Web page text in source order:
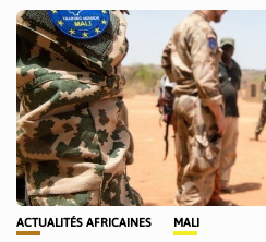
ACTUALITÉS AFRICAINES MALI